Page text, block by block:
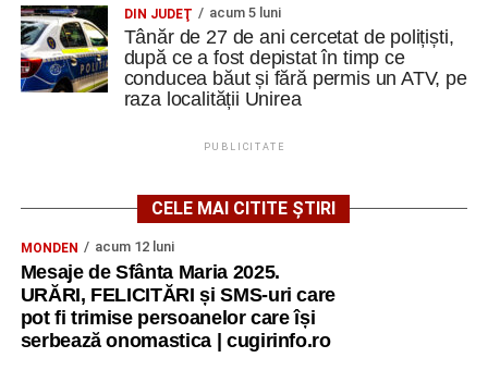
DIN JUDEŢ acum 5 luni
Tânăr de 27 de ani cercetat de polițiști,
după ce a fost depistat în timp ce
conducea băut și fără permis un ATV, pe
raza localității Unirea
PUBLICITATE
CELE MAI CITITE ȘTIRI
MONDEN acum 12 luni
Mesaje de Sfânta Maria 2025.
URĂRI, FELICITĂRI și SMS-uri care
pot fi trimise persoanelor care își
serbează onomastica | cugirinfo.ro